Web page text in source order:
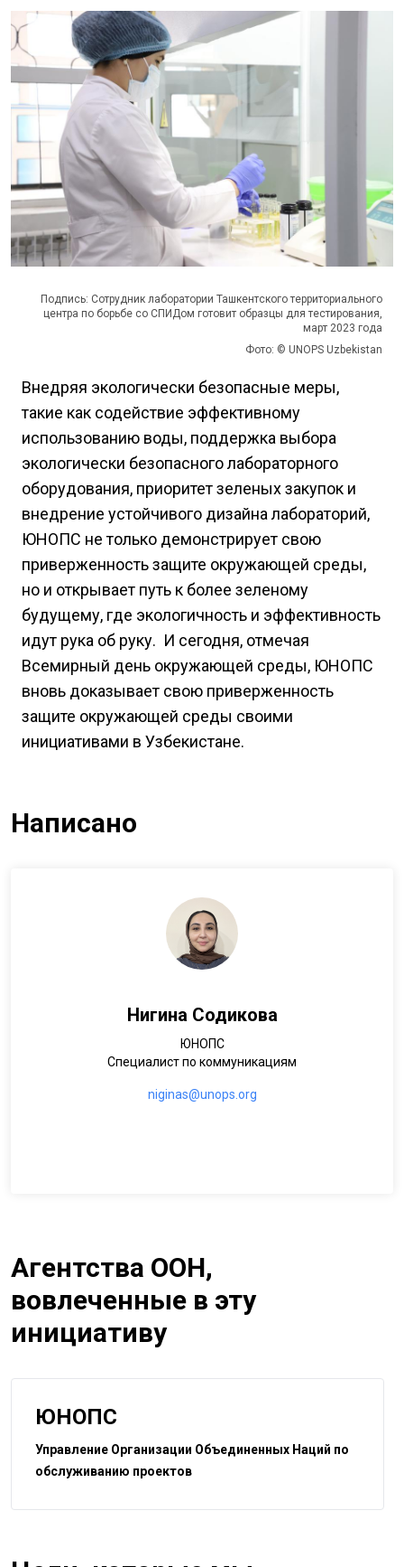
Подпись: Сотрудник лаборатории Ташкентского территориального
центра по борьбе со СПИДом готовит образцы для тестирования,
март 2023 года
Фото: © UNOPS Uzbekistan
Внедряя экологически безопасные меры,
такие как содействие эффективному
использованию воды, поддержка выбора
экологически безопасного лабораторного
оборудования, приоритет зеленых закупок и
внедрение устойчивого дизайна лабораторий,
ЮНОПС не только демонстрирует свою
приверженность защите окружающей среды,
но и открывает путь к более зеленому
будущему, где экологичность и эффективность
идут рука об руку. И сегодня, отмечая
Всемирный день окружающей среды, ЮНОПС
вновь доказывает свою приверженность
защите окружающей среды своими
инициативами в Узбекистане.
Написано
Нигина Содикова
ЮНОПС
Специалист по коммуникациям
niginas@unops.org
Агентства ООН,
вовлеченные в эту
инициативу
ЮНОПС
Управление Организации Объединенных Наций по
обслуживанию проектов